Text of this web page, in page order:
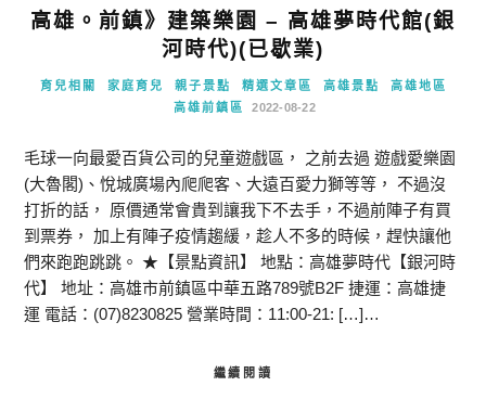
高雄。前鎮》建築樂園 – 高雄夢時代館(銀
河時代)(已歇業)
育兒相關 家庭育兒 親子景點 精選文章區 高雄景點
高雄地區
高雄前鎮區
2022-08-22
毛球一向最愛百貨公司的兒童遊戲區， 之前去過 遊戲愛樂園
(大魯閣)、悅城廣場內爬爬客、大遠百愛力獅等等， 不過沒
打折的話， 原價通常會貴到讓我下不去手，不過前陣子有買
到票券， 加上有陣子疫情趨緩，趁人不多的時候，趕快讓他
們來跑跑跳跳。 ★【景點資訊】 地點：高雄夢時代【銀河時
代】 地址：高雄市前鎮區中華五路789號B2F 捷運：高雄捷
運 電話：(07)8230825 營業時間：11:00-21: […]…
繼續閱讀